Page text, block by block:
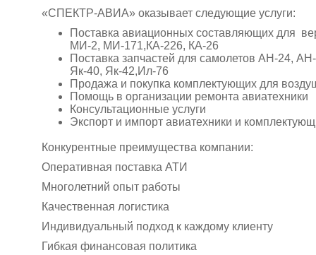
«СПЕКТР-АВИА» оказывает следующие услуги:
Поставка авиационных составляющих для
МИ-2, МИ-171,КА-226, КА-26
Поставка запчастей для самолетов АН-24,
Як-40, Як-42,Ил-76
Продажа и покупка комплектующих для
Помощь в организации ремонта авиатехники
Консультационные услуги
Экспорт и импорт авиатехники и
Конкурентные преимущества компании:
Оперативная поставка АТИ
Многолетний опыт работы
Качественная логистика
Индивидуальный подход к каждому клиенту
Гибкая финансовая политика